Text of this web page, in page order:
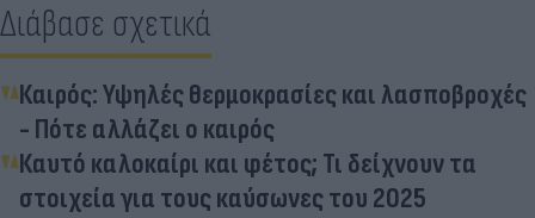
Διάβασε σχετικά
Καιρός: Υψηλές θερμοκρασίες και λασποβροχές
- Πότε αλλάζει ο καιρός
Καυτό καλοκαίρι και φέτος; Τι δείχνουν τα
στοιχεία για τους καύσωνες του 2025